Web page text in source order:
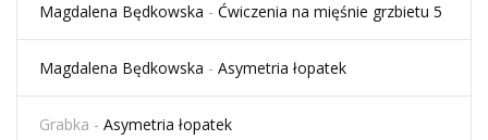
Magdalena Będkowska - Ćwiczenia na mięśnie grzbietu 5
Magdalena Będkowska - Asymetria łopatek
Grabka - Asymetria łopatek